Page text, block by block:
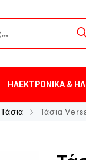
ΗΛΕΚΤΡΟΝΙΚΆ &
Τάσια Τάσια